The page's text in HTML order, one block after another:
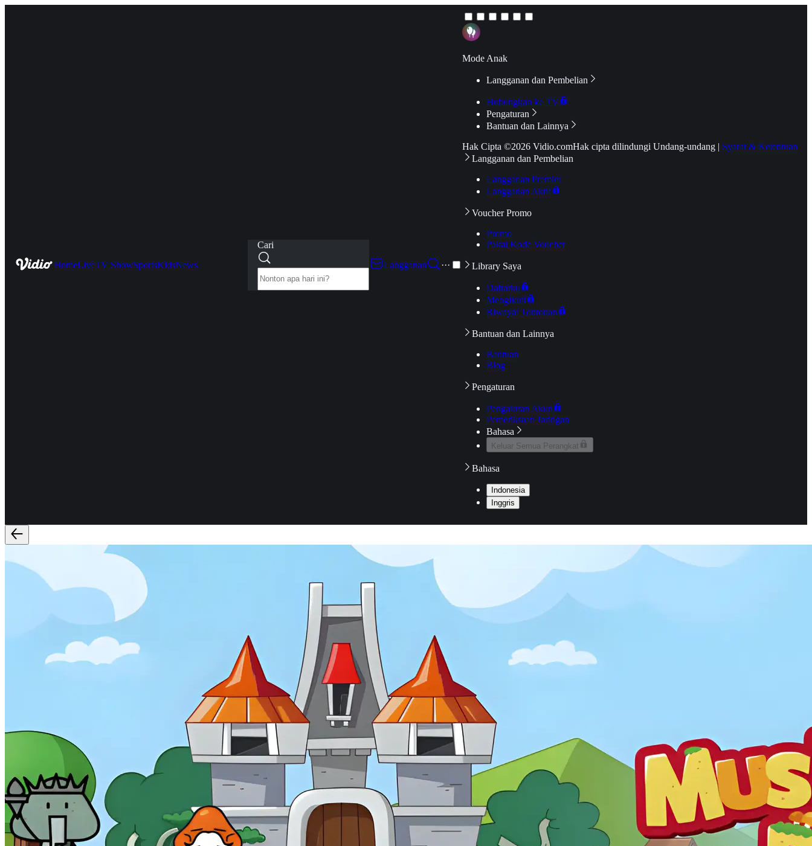
HomeLiveTV ShowSportsKidsNews
Cari
Langganan
···
Mode Anak
Langganan dan Pembelian
Hubungkan ke TV
Pengaturan
Bantuan dan Lainnya
Hak Cipta ©2026 Vidio.comHak cipta dilindungi Undang-undang | Syarat & Ketentuan
Langganan dan Pembelian
Langganan Premier
Langganan Aktif
Voucher Promo
Promo
Pakai Kode Voucher
Library Saya
Daftarku
Mengikuti
Riwayat Tontonan
Bantuan dan Lainnya
Bantuan
Blog
Pengaturan
Pengaturan Akun
Pemeriksaan Jaringan
Bahasa
Keluar Semua Perangkat
Bahasa
Indonesia
Inggris